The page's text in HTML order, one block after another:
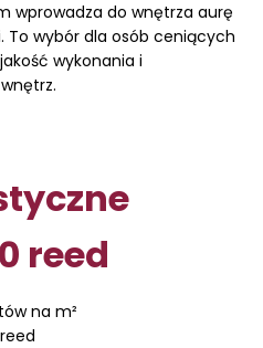
wprowadza do wnętrza aurę
To wybór dla osób ceniących
wykonania i
reed
na m²